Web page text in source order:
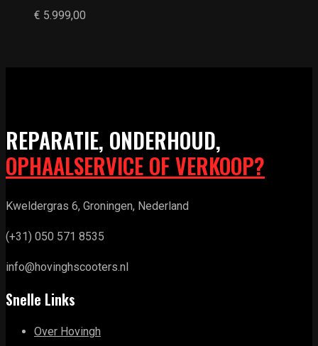
€ 5.999,00
REPARATIE, ONDERHOUD,
OPHAALSERVICE OF VERKOOP?
Kweldergras 6, Groningen, Nederland
(+31) 050 571 8535
info@hovinghscooters.nl
Snelle Links
Over Hovingh